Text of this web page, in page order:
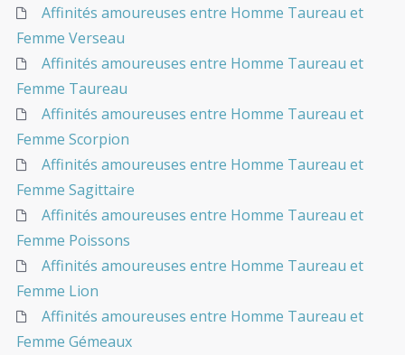
Affinités amoureuses entre Homme Taureau et
Femme Verseau
Affinités amoureuses entre Homme Taureau et
Femme Taureau
Affinités amoureuses entre Homme Taureau et
Femme Scorpion
Affinités amoureuses entre Homme Taureau et
Femme Sagittaire
Affinités amoureuses entre Homme Taureau et
Femme Poissons
Affinités amoureuses entre Homme Taureau et
Femme Lion
Affinités amoureuses entre Homme Taureau et
Femme Gémeaux